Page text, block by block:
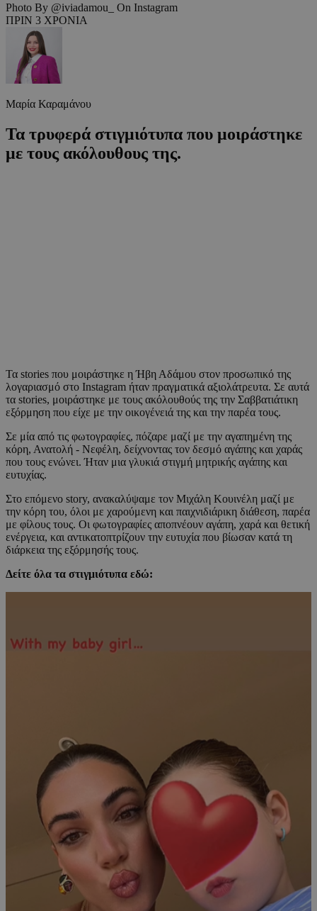
Photo By @iviadamou_ On Instagram
ΠΡΙΝ 3 ΧΡΟΝΙΑ
Μαρία Καραμάνου
Τα τρυφερά στιγμιότυπα που μοιράστηκε
με τους ακόλουθους της.
Τα stories που μοιράστηκε η Ήβη Αδάμου στον προσωπικό της
λογαριασμό στο Instagram ήταν πραγματικά αξιολάτρευτα. Σε αυτά
τα stories, μοιράστηκε με τους ακόλουθούς της την Σαββατιάτικη
εξόρμηση που είχε με την οικογένειά της και την παρέα τους.
Σε μία από τις φωτογραφίες, πόζαρε μαζί με την αγαπημένη της
κόρη, Ανατολή - Νεφέλη, δείχνοντας τον δεσμό αγάπης και χαράς
που τους ενώνει. Ήταν μια γλυκιά στιγμή μητρικής αγάπης και
ευτυχίας.
Στο επόμενο story, ανακαλύψαμε τον Μιχάλη Κουινέλη μαζί με
την κόρη του, όλοι με χαρούμενη και παιχνιδιάρικη διάθεση, παρέα
με φίλους τους. Οι φωτογραφίες αποπνέουν αγάπη, χαρά και θετική
ενέργεια, και αντικατοπτρίζουν την ευτυχία που βίωσαν κατά τη
διάρκεια της εξόρμησής τους.
Δείτε όλα τα στιγμιότυπα εδώ: